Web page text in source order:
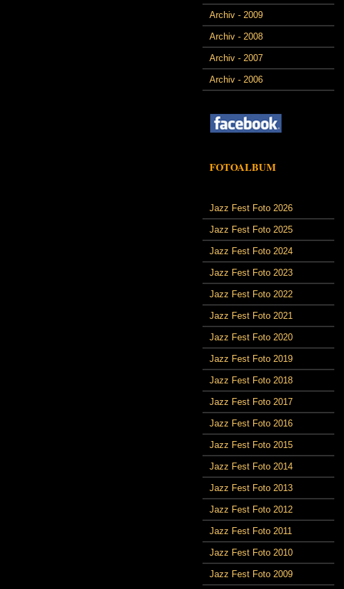
Archiv - 2009
Archiv - 2008
Archiv - 2007
Archiv - 2006
FOTOALBUM
Jazz Fest Foto 2026
Jazz Fest Foto 2025
Jazz Fest Foto 2024
Jazz Fest Foto 2023
Jazz Fest Foto 2022
Jazz Fest Foto 2021
Jazz Fest Foto 2020
Jazz Fest Foto 2019
Jazz Fest Foto 2018
Jazz Fest Foto 2017
Jazz Fest Foto 2016
Jazz Fest Foto 2015
Jazz Fest Foto 2014
Jazz Fest Foto 2013
Jazz Fest Foto 2012
Jazz Fest Foto 2011
Jazz Fest Foto 2010
Jazz Fest Foto 2009